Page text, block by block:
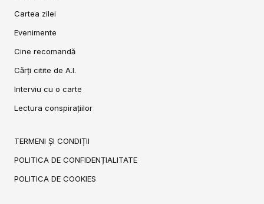
Cartea zilei
Evenimente
Cine recomandă
Cărți citite de A.I.
Interviu cu o carte
Lectura conspirațiilor
TERMENI ȘI CONDIȚII
POLITICA DE CONFIDENȚIALITATE
POLITICA DE COOKIES